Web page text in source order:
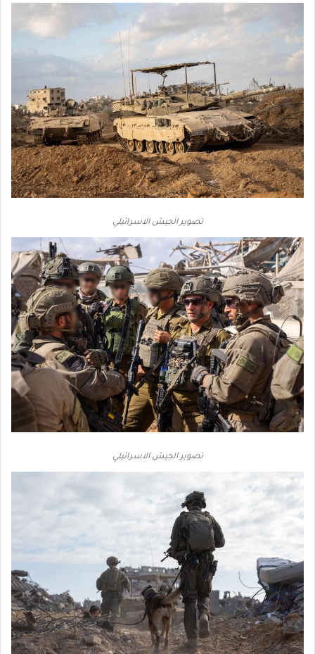
تصوير الجيش الاسرائيلي
تصوير الجيش الاسرائيلي